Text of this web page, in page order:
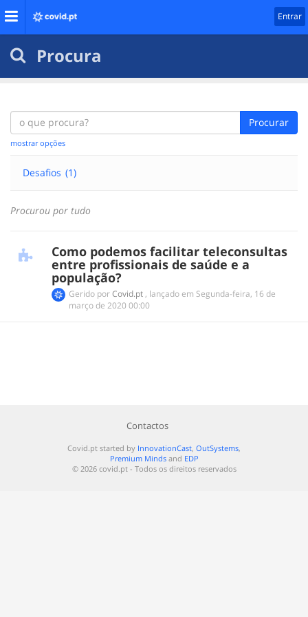
Entrar
Procura
Procurar
mostrar opções
Desafios (1)
Procurou por tudo
Como podemos facilitar teleconsultas
entre profissionais de saúde e a
população?
Gerido porCovid.pt , lançado em ‎Segunda-feira, 16 de
março de 2020 00:00
Contactos
Covid.pt started by InnovationCast, OutSystems,
Premium Mindsand EDP
© 2026 covid.pt - Todos os direitos reservados